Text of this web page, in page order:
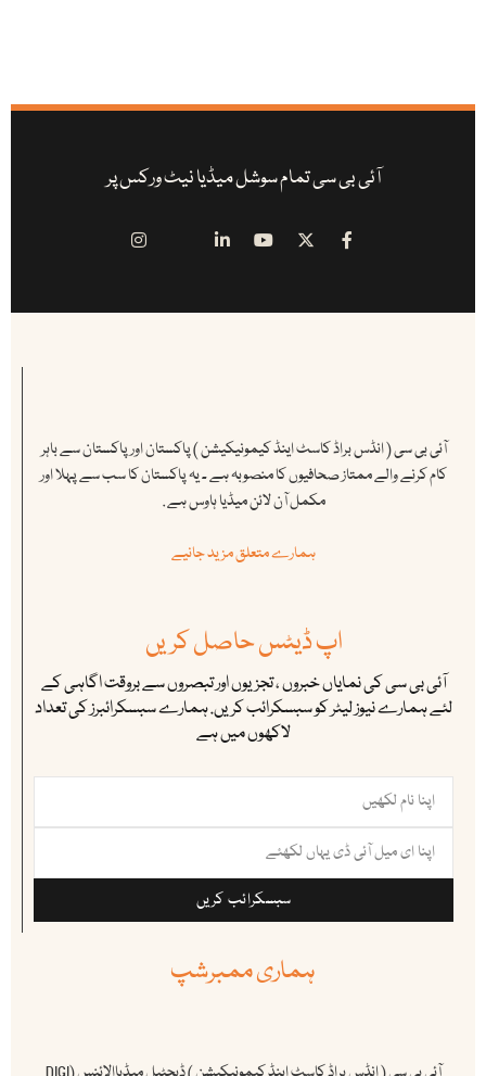
آئی بی سی تمام سوشل میڈیا نیٹ ورکس پر
آئی بی سی ( انڈس براڈ کاسٹ اینڈ کیمونیکیشن ) پاکستان اور پاکستان سے باہر
کام کرنے والے ممتاز صحافیوں کا منصوبہ ہے ۔ یہ پاکستان کا سب سے پہلا اور
مکمل آن لائن میڈیا ہاوس ہے .
ہمارے متعلق مزید جانیے
اپ ڈیٹس حاصل کریں
آئی بی سی کی نمایاں خبروں ، تجزیوں اور تبصروں سے بروقت اگاہی کے
لئے ہمارے نیوز لیٹر کو سبسکرائب کریں. ہمارے سبسکرائبرز کی تعداد
لاکھوں میں ہے
سبسکرائب کریں
ہماری ممبرشپ